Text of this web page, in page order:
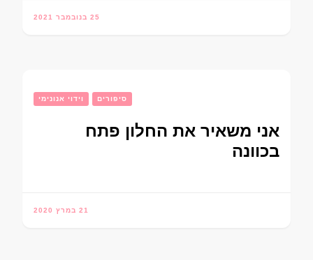
25 בנובמבר 2021
וידוי אנונימי סיפורים
אני משאיר את החלון פתח
בכוונה
21 במרץ 2020